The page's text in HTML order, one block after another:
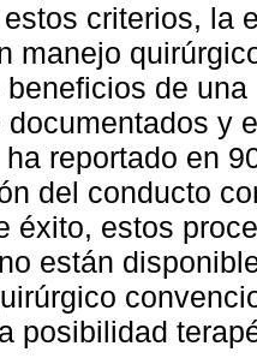
criterios, la
manejo
de
documentados y
reportado en
del conducto
éxito, estos
están
posibilidad